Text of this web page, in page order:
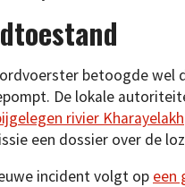
betoogde
De lokale
rivier Kharayelakh
een dossier over de
incident volgt op een